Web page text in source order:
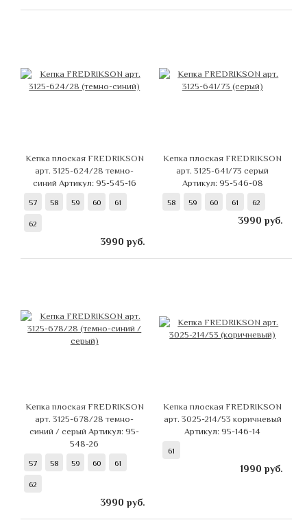
Кепка плоская FREDRIKSON
арт. 3125-624/28 темно-
синий Артикул: 95-545-16
57 58 59 60 61
62
3990 руб.
Кепка плоская FREDRIKSON
арт. 3125-641/73 серый
Артикул: 95-546-08
58 59 60 61 62
3990 руб.
Кепка плоская FREDRIKSON
арт. 3125-678/28 темно-
синий / серыйАртикул: 95-
548-26
57 58 59 60 61
62
3990 руб.
Кепка плоская FREDRIKSON
арт. 3025-214/53 коричневый
Артикул: 95-146-14
61
1990 руб.